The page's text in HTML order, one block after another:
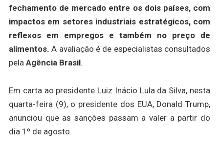
fechamento de mercado entre os dois países, com
impactos em setores industriais estratégicos, com
reflexos em empregos e também no preço de
alimentos.A avaliação é de especialistas consultados
pela Agência Brasil.
Em carta ao presidente Luiz Inácio Lula da Silva, nesta
quarta-feira (9), o presidente dos EUA, Donald Trump,
anunciou que as sanções passam a valer a partir do
dia 1º de agosto.